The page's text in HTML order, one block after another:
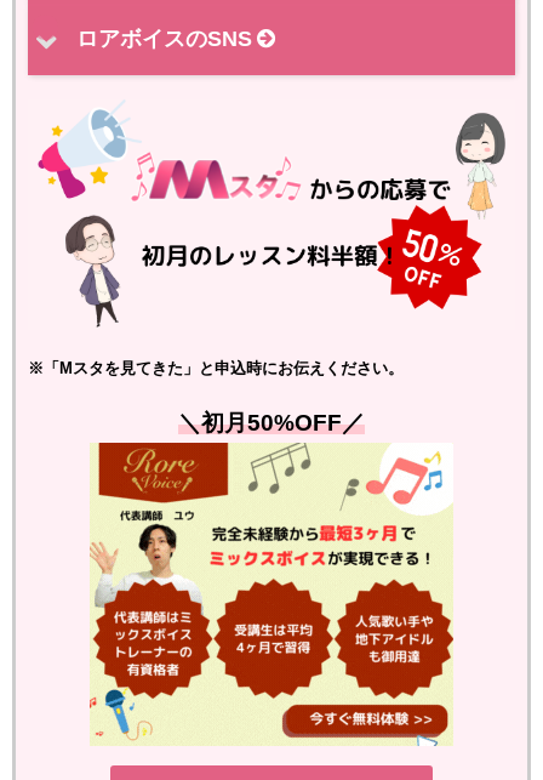
ロアボイスのSNS
※「Mスタを見てきた」と申込時にお伝えください。
＼初月50%OFF／